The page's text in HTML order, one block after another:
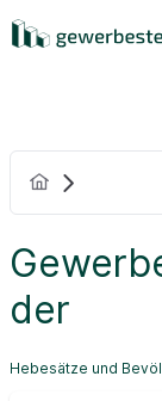
der
Hebesätze und